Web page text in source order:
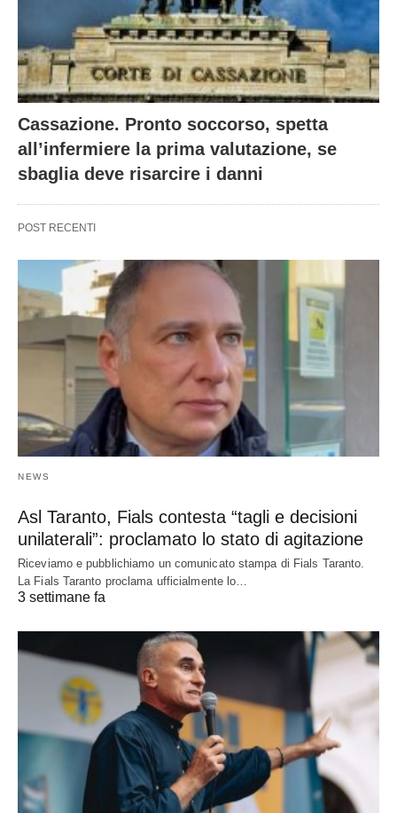
Cassazione. Pronto soccorso, spetta
all’infermiere la prima valutazione, se
sbaglia deve risarcire i danni
POST RECENTI
NEWS
Asl Taranto, Fials contesta “tagli e decisioni
unilaterali”: proclamato lo stato di agitazione
Riceviamo e pubblichiamo un comunicato stampa di Fials Taranto.
La Fials Taranto proclama ufficialmente lo…
3 settimane fa